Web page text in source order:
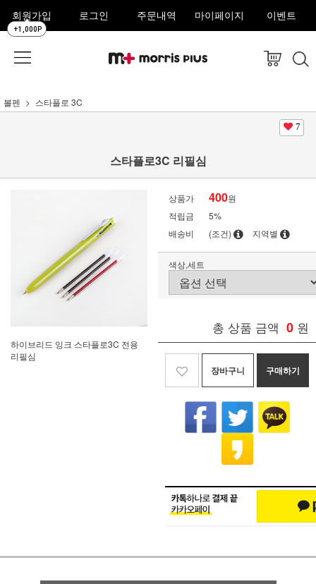
회원가입
+1,000P
로그인 주문내역 마이페이지 이벤트
볼펜 스타플로 3C
7
스타플로3C 리필심
하이브리드 잉크 스타플로3C 전용
리필심
상품가 400원
적립금
5%
배송비
(조건) 지역별
색상,세트
총 상품 금액 0 원
장바구니 구매하기